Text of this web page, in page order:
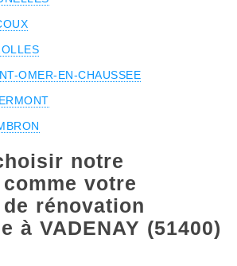
OMER-EN-CHAUSSEE
notre
votre
rénovation
à VADENAY (51400)